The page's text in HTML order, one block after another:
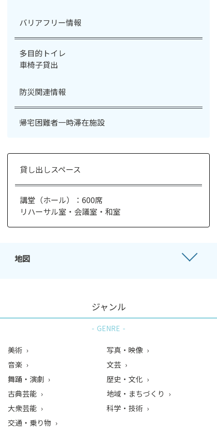
バリアフリー情報
多目的トイレ
車椅子貸出
防災関連情報
帰宅困難者一時滞在施設
貸し出しスペース
講堂（ホール）：600席
リハーサル室・会議室・和室
地図
ジャンル
GENRE
美術
音楽
舞踊・演劇
古典芸能
大衆芸能
写真・映像
文芸
歴史・文化
地域・まちづくり
科学・技術
交通・乗り物